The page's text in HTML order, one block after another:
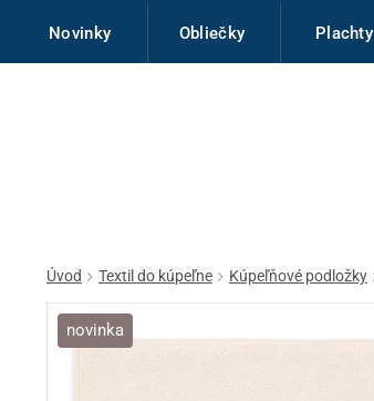
Novinky Obliečky Plachty
Úvod Textil do kúpeľne Kúpeľňové podložky
novinka